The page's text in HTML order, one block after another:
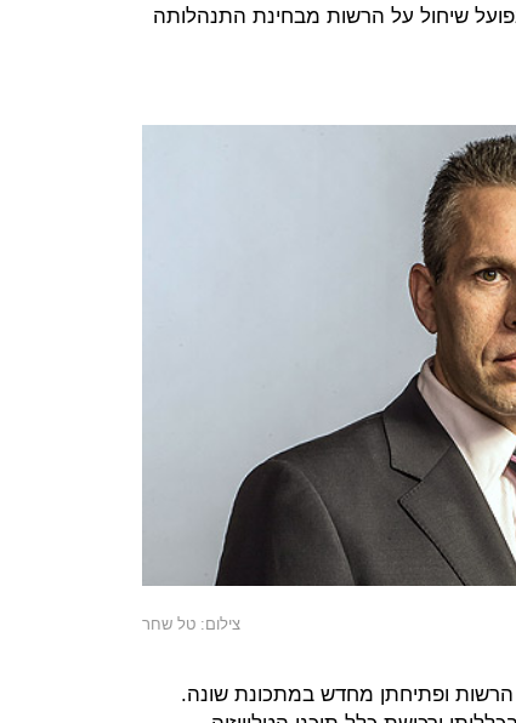
שיחול על הרשות מבחינת התנהלותה
צילום: טל שחר
הרשות ופתיחתן מחדש במתכונת שונה.